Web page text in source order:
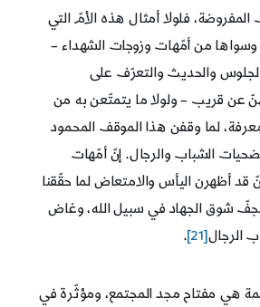
فلولا أمثال هذه الأمّ التي
وسواها من أمّهات وزوجات الشهداء –
والحديث والتعرّف على
عن قريب – ولولا ما يتمتّعن به من
لما وقفن هذا الموقف المحمود
الشباب والرجال. إنّ أمّهات
قد أظهرن اليأس والامتعاض لما حقّقنا
شوق الجهاد في سبيل الله، وغاض
الرجال[21]
.
هي مفتاح مجد المجتمع، ومؤثّرة في